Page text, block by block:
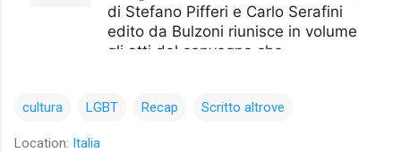
cultura LGBT Recap Scritto altrove
Location: Italia